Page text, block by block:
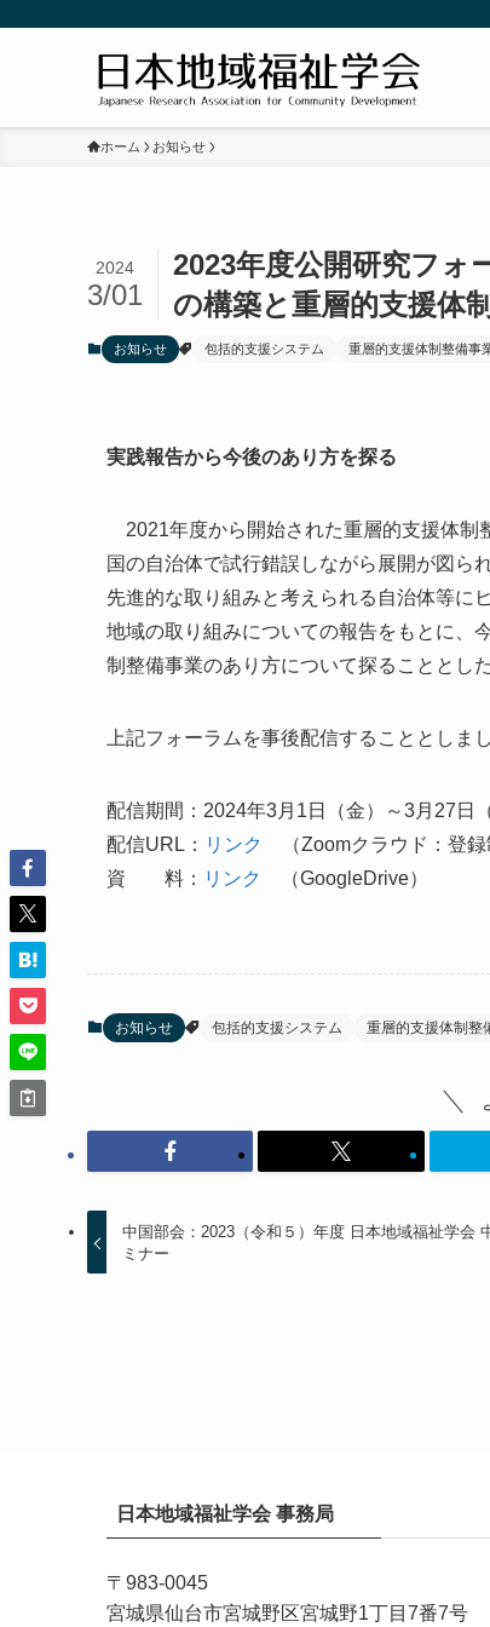
ホーム お知らせ
2023年度公開研究フォ
の構築と重層的支援体
2024
3/01
お知らせ 包括的支援システム 重層的支援体制整備事
実践報告から今後のあり方を探る
2021年度から開始された重層的支援体制
国の自治体で試行錯誤しながら展開が図ら
先進的な取り組みと考えられる自治体等に
地域の取り組みについての報告をもとに、
制整備事業のあり方について探ることとした
上記フォーラムを事後配信することとしま
配信期間：2024年3月1日（金）～3月27日
配信URL： リンク
（Zoomクラウド：登
資 料： リンク （GoogleDrive）
お知らせ 包括的支援システム 重層的支援体制整
中国部会：2023（令和５）年度 日本地域福祉学会
ミナー
日本地域福祉学会 事務局
〒983-0045
宮城県仙台市宮城野区宮城野1丁目7番7号